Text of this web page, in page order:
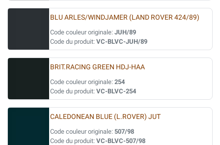
BLU ARLES/WINDJAMER (LAND ROVER 424/89)
Code couleur originale: JUH/89
Code du produit: VC-BLVC-JUH/89
BRIT.RACING GREEN HDJ-HAA
Code couleur originale: 254
Code du produit: VC-BLVC-254
CALEDONEAN BLUE (L.ROVER) JUT
Code couleur originale: 507/98
Code du produit: VC-BLVC-507/98